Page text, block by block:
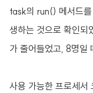
task의 run() 메서드
생하는 것으로 확인되
가 줄어들었고, 8명일
사용 가능한 프로세서